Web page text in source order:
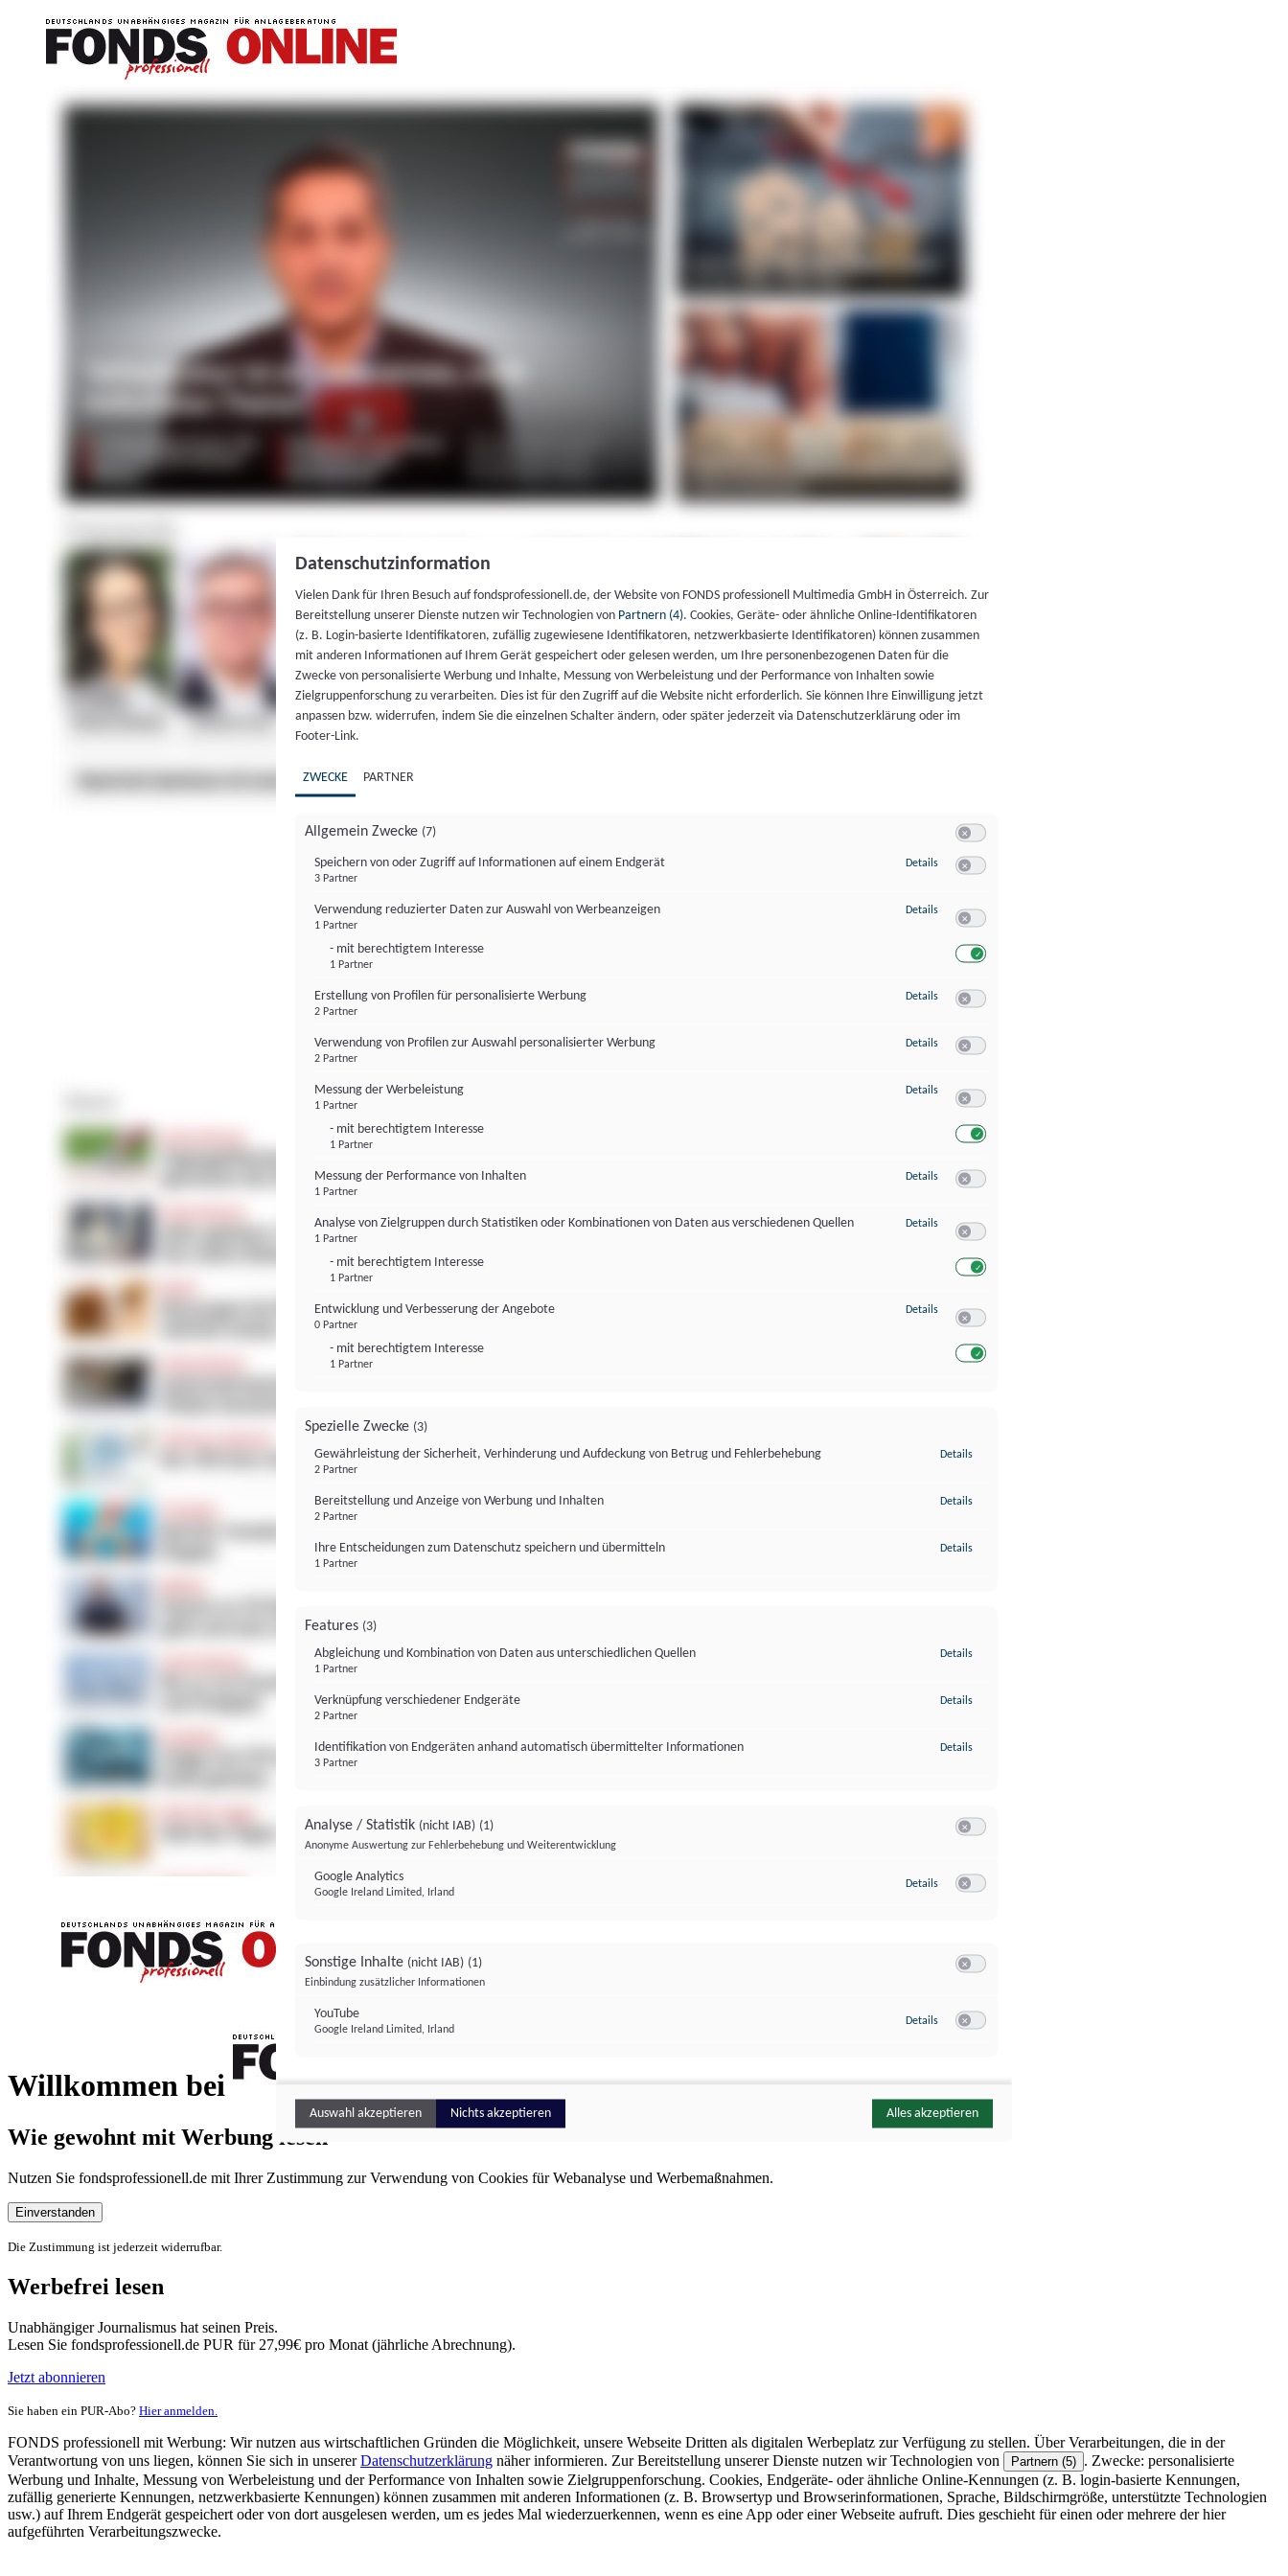
Willkommen bei
FONDS professionell
Wie gewohnt mit Werbung lesen
Nutzen Sie fondsprofessionell.de mit Ihrer Zustimmung zur Verwendung von Cookies für Webanalyse und Werbemaßnahmen.
Einverstanden
Die Zustimmung ist jederzeit widerrufbar.
Werbefrei lesen
Unabhängiger Journalismus hat seinen Preis.
Lesen Sie fondsprofessionell.de PUR für 27,99€ pro Monat (jährliche Abrechnung).
Jetzt abonnieren
Sie haben ein PUR-Abo? Hier anmelden.
FONDS professionell mit Werbung: Wir nutzen aus wirtschaftlichen Gründen die Möglichkeit, unsere Webseite Dritten als digitalen Werbeplatz zur Verfügung zu stellen. Über Verarbeitungen, die in der
Verantwortung von uns liegen, können Sie sich in unsererDatenschutzerklärung näher informieren. Zur Bereitstellung unserer Dienste nutzen wir Technologien von Partnern (5) . Zwecke: personalisierte
Werbung und Inhalte, Messung von Werbeleistung und der Performance von Inhalten sowie Zielgruppenforschung. Cookies, Endgeräte- oder ähnliche Online-Kennungen (z. B. login-basierte Kennungen,
zufällig generierte Kennungen, netzwerkbasierte Kennungen) können zusammen mit anderen Informationen (z. B. Browsertyp und Browserinformationen, Sprache, Bildschirmgröße, unterstützte Technologien
usw.) auf Ihrem Endgerät gespeichert oder von dort ausgelesen werden, um es jedes Mal wiederzuerkennen, wenn es eine App oder einer Webseite aufruft. Dies geschieht für einen oder mehrere der hier
aufgeführten Verarbeitungszwecke.
Datenschutzinformation
Vielen Dank für Ihren Besuch auf fondsprofessionell.de, der Website von FONDS professionell Multimedia GmbH in Österreich. Zur
Bereitstellung unserer Dienste nutzen wir Technologien von Partnern (4). Cookies, Geräte- oder ähnliche Online-Identifikatoren
(z. B. Login-basierte Identifikatoren, zufällig zugewiesene Identifikatoren, netzwerkbasierte Identifikatoren) können zusammen
mit anderen Informationen auf Ihrem Gerät gespeichert oder gelesen werden, um Ihre personenbezogenen Daten für die
Zwecke von personalisierte Werbung und Inhalte, Messung von Werbeleistung und der Performance von Inhalten sowie
Zielgruppenforschung zu verarbeiten. Dies ist für den Zugriff auf die Website nicht erforderlich. Sie können Ihre Einwilligung jetzt
anpassen bzw. widerrufen, indem Sie die einzelnen Schalter ändern, oder später jederzeit via Datenschutzerklärung oder im
Footer-Link.
ZWECKE PARTNER
Allgemein Zwecke (7)
Speichern von oder Zugriff auf Informationen auf einem Endgerät
3 Partner
Details zu Speichern von oder Zugriff auf Informationen auf einem Endgerät
Verwendung reduzierter Daten zur Auswahl von Werbeanzeigen
1 Partner
- mit berechtigtem Interesse
1 Partner
Details zu Verwendung reduzierter Daten zur Auswahl von Werbeanzeigen
Erstellung von Profilen für personalisierte Werbung
2 Partner
Details zu Erstellung von Profilen für personalisierte Werbung
Verwendung von Profilen zur Auswahl personalisierter Werbung
2 Partner
Details zu Verwendung von Profilen zur Auswahl personalisierter Werbung
Messung der Werbeleistung
1 Partner
- mit berechtigtem Interesse
1 Partner
Details zu Messung der Werbeleistung
Messung der Performance von Inhalten
1 Partner
Details zu Messung der Performance von Inhalten
Analyse von Zielgruppen durch Statistiken oder Kombinationen von Daten aus verschiedenen Quellen
1 Partner
- mit berechtigtem Interesse
1 Partner
Details zu Analyse von Zielgruppen durch Statistiken oder Kombinationen von
Entwicklung und Verbesserung der Angebote
0 Partner
- mit berechtigtem Interesse
1 Partner
Details zu Entwicklung und Verbesserung der Angebote
Spezielle Zwecke (3)
Gewährleistung der Sicherheit, Verhinderung und Aufdeckung von Betrug und Fehlerbehebung
2 Partner
Details
Bereitstellung und Anzeige von Werbung und Inhalten
2 Partner
Details
Ihre Entscheidungen zum Datenschutz speichern und übermitteln
1 Partner
Details
Features (3)
Abgleichung und Kombination von Daten aus unterschiedlichen Quellen
1 Partner
Details
Verknüpfung verschiedener Endgeräte
2 Partner
Details
Identifikation von Endgeräten anhand automatisch übermittelter Informationen
3 Partner
Details
Analyse / Statistik (nicht IAB) (1)
Anonyme Auswertung zur Fehlerbehebung und Weiterentwicklung
Google Analytics
Google Ireland Limited, Irland
Details zu Google Analytics
Sonstige Inhalte (nicht IAB) (1)
Einbindung zusätzlicher Informationen
YouTube
Google Ireland Limited, Irland
Details zu YouTube
Auswahl akzeptieren Nichts akzeptieren Alles akzeptieren